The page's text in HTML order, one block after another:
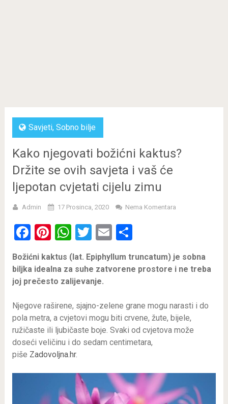
Savjeti, Sobno bilje
Kako njegovati božićni kaktus?
Držite se ovih savjeta i vaš će
ljepotan cvjetati cijelu zimu
Admin 17 Prosinca, 2020 Nema Komentara
Facebook
Pinterest
WhatsApp
Twitter
EmailShare
Božićni kaktus (lat. Epiphyllum truncatum) je sobna
biljka idealna za suhe zatvorene prostore i ne treba
joj prečesto zalijevanje.
Njegove raširene, sjajno-zelene grane mogu narasti i do
pola metra, a cvjetovi mogu biti crvene, žute, bijele,
ružičaste ili ljubičaste boje. Svaki od cvjetova može
doseći veličinu i do sedam centimetara,
piše Zadovoljna.hr.